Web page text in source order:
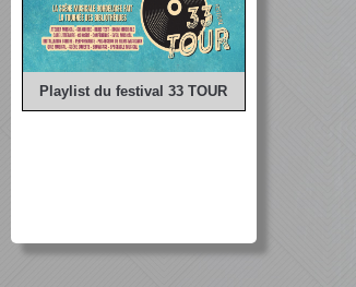
Playlist du festival 33 TOUR